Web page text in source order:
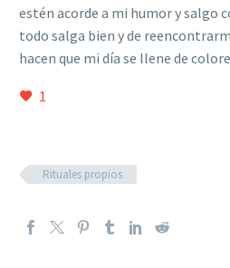
estén acorde a mi humor y salgo
todo salga bien y de
hacen que mi día se llene de
1
Rituales propios